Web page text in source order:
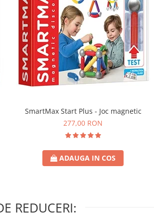
SmartMax Start Plus - Joc magnetic
277,00 RON
ADAUGA IN COS
REDUCERI: